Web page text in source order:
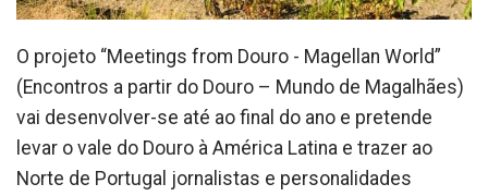
O projeto “Meetings from Douro - Magellan World”
(Encontros a partir do Douro – Mundo de Magalhães)
vai desenvolver-se até ao final do ano e pretende
levar o vale do Douro à América Latina e trazer ao
Norte de Portugal jornalistas e personalidades